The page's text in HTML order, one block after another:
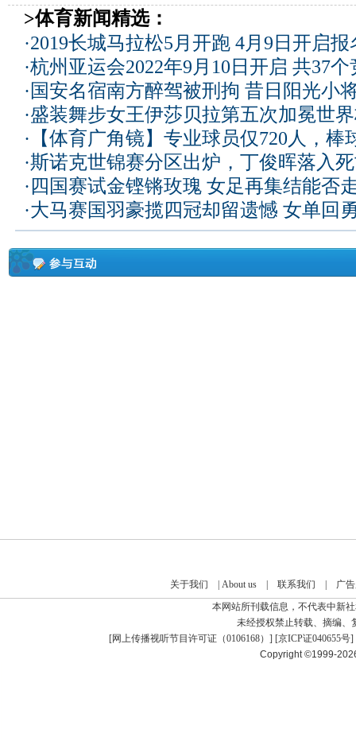
>体育新闻精选：
·2019长城马拉松5月开跑 4月9日开启报
·杭州亚运会2022年9月10日开启 共37
· 国安名宿南方醉驾被刑拘 昔日阳光小
·盛装舞步女王伊莎贝拉第五次加冕世
· 【体育广角镜】专业球员仅720人，
·斯诺克世锦赛分区出炉，丁俊晖落入
· 四国赛试金铿锵玫瑰 女足再集结能否
·大马赛国羽豪揽四冠却留遗憾 女单回
关于我们 About us| 联系我们
广
本网站所刊载信息，不代表中新
未经授权禁止转载、摘编、
[网上传播视听节目许可证（0106168） ] [京ICP证040655号]
Copyright ©1999-